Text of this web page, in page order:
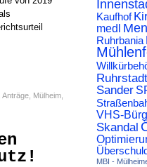
Anträge Mülheim
Kaufhof
medl
Ruhrbania
Ruhrstadt
Sander
VHS-
Skandal
MBI -